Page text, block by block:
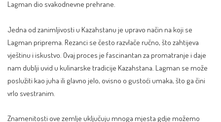
Lagman dio svakodnevne prehrane.
Jedna od zanimljivosti u Kazahstanu je upravo način na koji se
Lagman priprema. Rezanci se često razvlače ručno, što zahtijeva
vještinu i iskustvo. Ovaj proces je fascinantan za promatranje i daje
nam dublji uvid u kulinarske tradicije Kazahstana. Lagman se može
poslužiti kao juha ili glavno jelo, ovisno o gustoći umaka, što ga čini
vrlo svestranim.
Znamenitosti ove zemlje uključuju mnoga mjesta gdje možemo